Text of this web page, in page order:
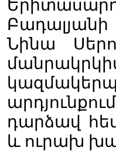
Նինա
դարձավ
և ուրախ